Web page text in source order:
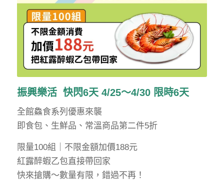
振興樂活 快閃6天 4/25～4/30 限時6天
全館鱻食系列優惠來襲
即食包、生鮮品、常溫商品第二件5折
限量100組｜不限金額加價188元
紅露醉蝦乙包直接帶回家
快來搶購～數量有限，錯過不再！